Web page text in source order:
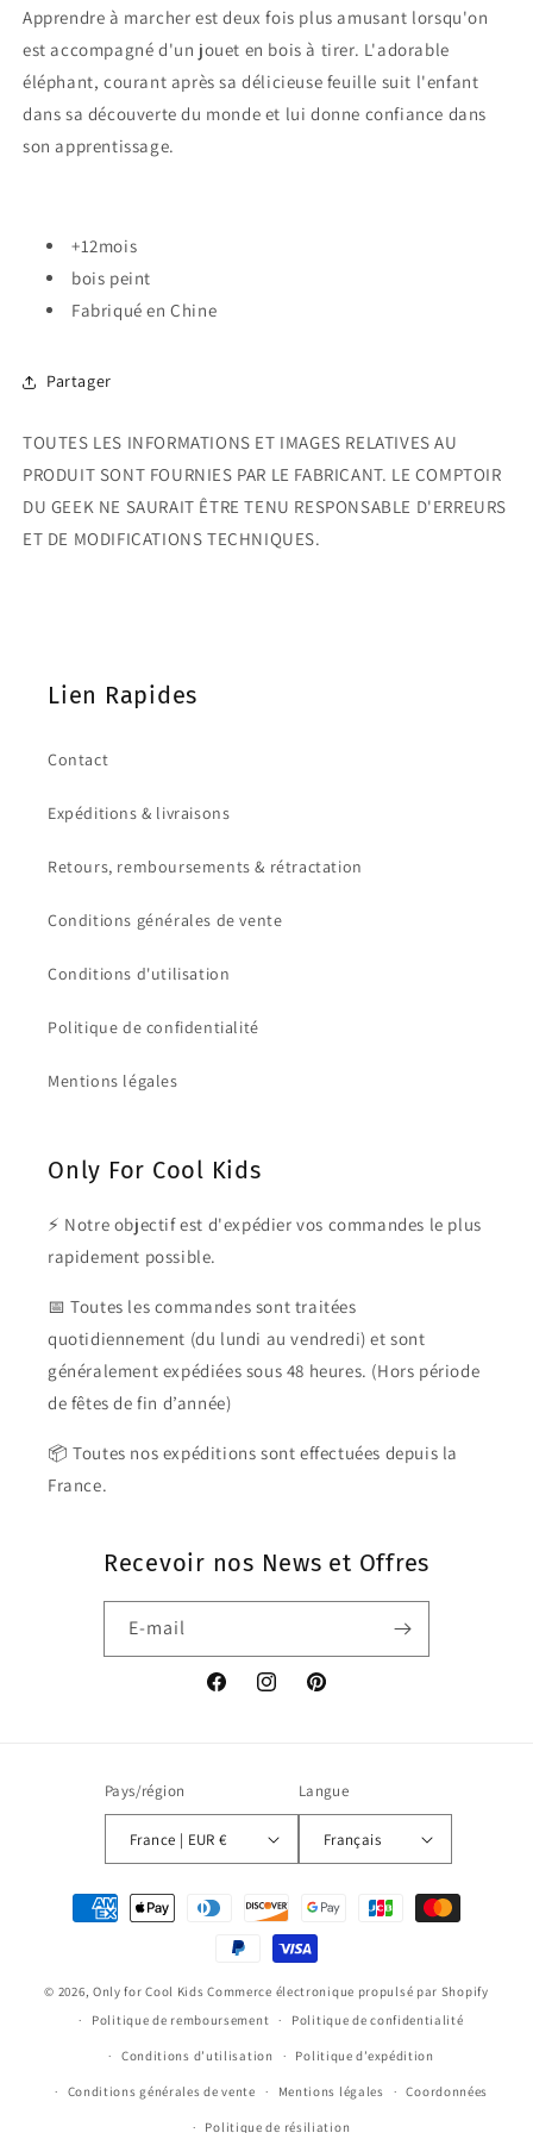
Apprendre à marcher est deux fois plus amusant lorsqu'on
est accompagné d'un jouet en bois à tirer. L'adorable
éléphant, courant après sa délicieuse feuille suit l'enfant
dans sa découverte du monde et lui donne confiance dans
son apprentissage.
+12mois
bois peint
Fabriqué en Chine
Partager
TOUTES LES INFORMATIONS ET IMAGES RELATIVES AU
PRODUIT SONT FOURNIES PAR LE FABRICANT. LE COMPTOIR
DU GEEK NE SAURAIT ÊTRE TENU RESPONSABLE D'ERREURS
ET DE MODIFICATIONS TECHNIQUES.
Lien Rapides
Contact
Expéditions & livraisons
Retours, remboursements & rétractation
Conditions générales de vente
Conditions d'utilisation
Politique de confidentialité
Mentions légales
Only For Cool Kids
⚡ Notre objectif est d'expédier vos commandes le plus
rapidement possible.
📅 Toutes les commandes sont traitées
quotidiennement (du lundi au vendredi) et sont
généralement expédiées sous 48 heures. (Hors période
de fêtes de fin d’année)
📦 Toutes nos expéditions sont effectuées depuis la
France.
Recevoir nos News et Offres
E-mail
FacebookInstagramPinterest
Pays/région
France | EUR €
Langue
Français
Moyens
© 2026, Only for Cool Kids Commerce électronique propulsé par Shopify
Politique de remboursement
Politique de confidentialité
Conditions d’utilisation Politique d’expédition
Conditions générales de vente Mentions légales Coordonnées
Politique de résiliation